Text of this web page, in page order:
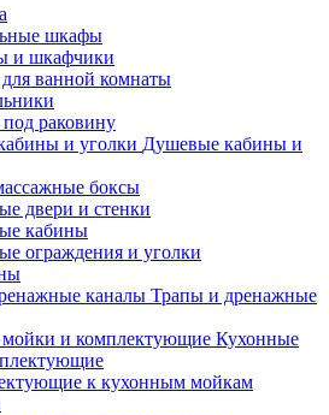
шкафы
и шкафчики
ванной комнаты
раковину
Душевые кабины и
боксы
двери и стенки
кабины
ограждения и уголки
Трапы и дренажные
Кухонные
к кухонным мойкам